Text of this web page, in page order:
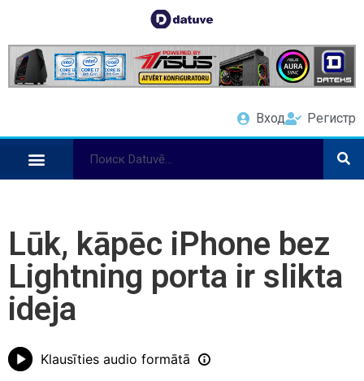
Вход Регистр
Lūk, kāpēc iPhone bez
Lightning porta ir slikta
ideja
Klausīties audio formātā